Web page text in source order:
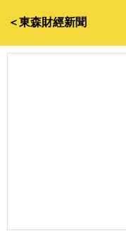
＜東森財經新聞